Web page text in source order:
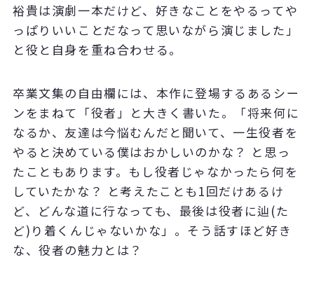
裕貴は演劇一本だけど、好きなことをやるってや
っぱりいいことだなって思いながら演じました」
と役と自身を重ね合わせる。
卒業文集の自由欄には、本作に登場するあるシー
ンをまねて「役者」と大きく書いた。「将来何に
なるか、友達は今悩むんだと聞いて、一生役者を
やると決めている僕はおかしいのかな？ と思っ
たこともあります。もし役者じゃなかったら何を
していたかな？ と考えたことも1回だけあるけ
ど、どんな道に行なっても、最後は役者に辿(た
ど)り着くんじゃないかな」。そう話すほど好き
な、役者の魅力とは？